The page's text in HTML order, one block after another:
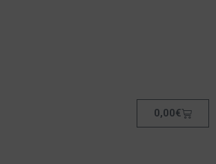
0,00€